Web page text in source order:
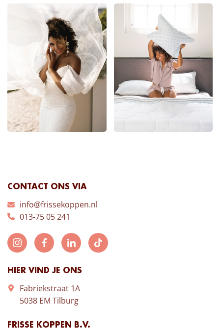
CONTACT ONS VIA
info@frissekoppen.nl
013-75 05 241
HIER VIND JE ONS
Fabriekstraat 1A
5038 EM Tilburg
FRISSE KOPPEN B.V.